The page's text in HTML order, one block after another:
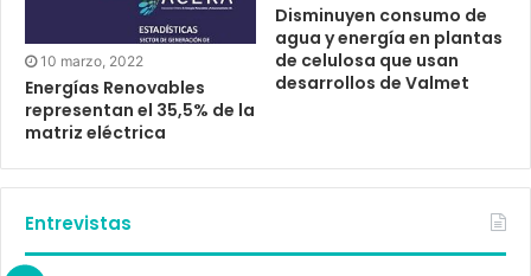
10 marzo, 2022
Energías Renovables
representan el 35,5% de la
matriz eléctrica
Disminuyen consumo de
agua y energía en plantas
de celulosa que usan
desarrollos de Valmet
Entrevistas